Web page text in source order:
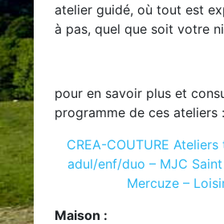
atelier guidé, où tout est
à pas, quel que soit votre
pour en savoir plus et
programme de ces ateliers :
CREA-COUTURE
adul/enf/duo – MJC
Mercuze –
Maison :